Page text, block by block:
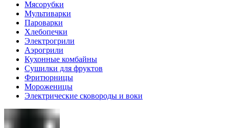
Мясорубки
Мультиварки
Пароварки
Хлебопечки
Электрогрили
Аэрогрили
Кухонные комбайны
Сушилки для фруктов
Фритюрницы
Мороженицы
Электрические сковороды и воки